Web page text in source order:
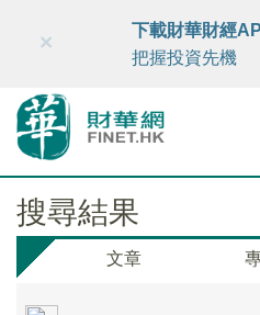
財華智庫網 FINTV
×
下載財華財經
把握投資先機
搜尋結果
文章